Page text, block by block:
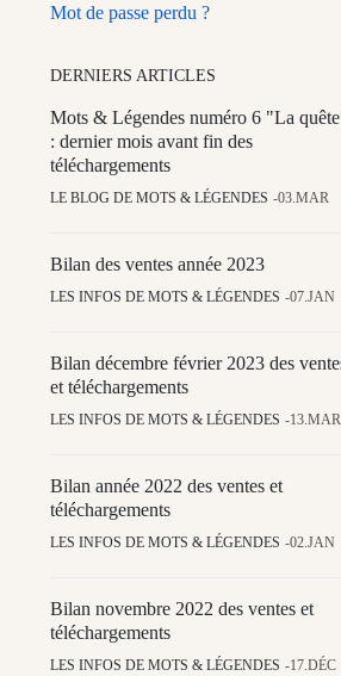
Mot de passe perdu ?
DERNIERS ARTICLES
Mots & Légendes numéro 6 "La
: dernier mois avant fin des
téléchargements
LE BLOG DE MOTS & LÉGENDES 03.MAR
Bilan des ventes année 2023
LES INFOS DE MOTS & LÉGENDES 07.JAN
Bilan décembre février 2023 des
et téléchargements
LES INFOS DE MOTS & LÉGENDES 13.MAR
Bilan année 2022 des ventes et
téléchargements
LES INFOS DE MOTS & LÉGENDES 02.JAN
Bilan novembre 2022 des ventes et
téléchargements
LES INFOS DE MOTS & LÉGENDES 17.DÉC